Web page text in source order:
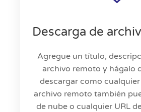
Descarga de
Agregue un título,
archivo remoto y hágalo
descargar como
archivo remoto también
de nube o cualquier URL